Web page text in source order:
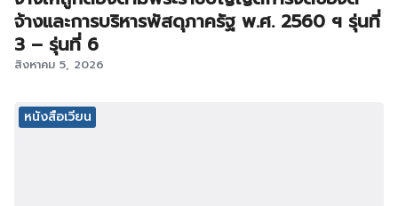
จ้างและการบริหารพัสดุภาครัฐ พ.ศ. 2560 ฯ รุ่นที่
3 – รุ่นที่ 6
สิงหาคม 5, 2026
หนังสือเวียน